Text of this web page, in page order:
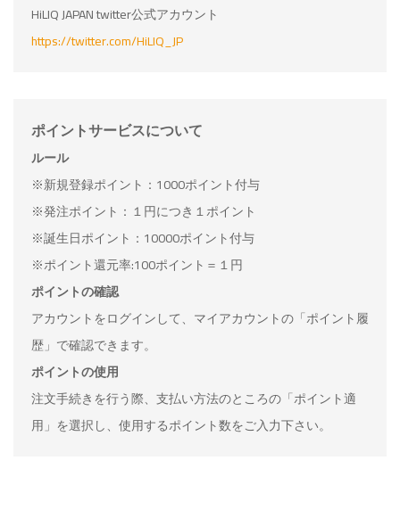
HiLIQ JAPAN twitter公式アカウント
https://twitter.com/HiLIQ_JP
ポイントサービスについて
ルール
※新規登録ポイント：1000ポイント付与
※発注ポイント：１円につき１ポイント
※誕生日ポイント：10000ポイント付与
※ポイント還元率:100ポイント＝１円
ポイントの確認
アカウントをログインして、マイアカウントの「ポイント履
歴」で確認できます。
ポイントの使用
注文手続きを行う際、支払い方法のところの「ポイント適
用」を選択し、使用するポイント数をご入力下さい。